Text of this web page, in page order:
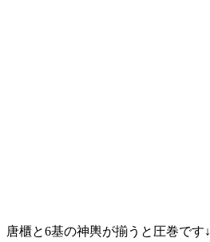
唐櫃と6基の神輿が揃うと圧巻です↓